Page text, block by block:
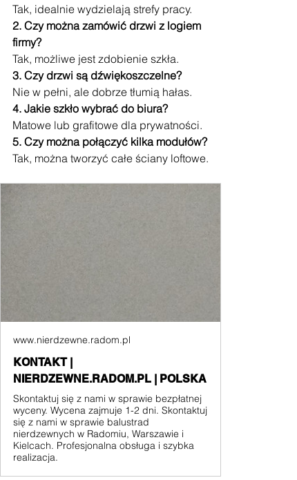
Tak, idealnie wydzielają strefy pracy.
2. Czy można zamówić drzwi z logiem
firmy?
Tak, możliwe jest zdobienie szkła.
3. Czy drzwi są dźwiękoszczelne?
Nie w pełni, ale dobrze tłumią hałas.
4. Jakie szkło wybrać do biura?
Matowe lub grafitowe dla prywatności.
5. Czy można połączyć kilka modułów?
Tak, można tworzyć całe ściany loftowe.
www.nierdzewne.radom.pl
KONTAKT |
NIERDZEWNE.RADOM.PL | POLSKA
Skontaktuj się z nami w sprawie bezpłatnej
wyceny. Wycena zajmuje 1-2 dni. Skontaktuj
się z nami w sprawie balustrad
nierdzewnych w Radomiu, Warszawie i
Kielcach. Profesjonalna obsługa i szybka
realizacja.